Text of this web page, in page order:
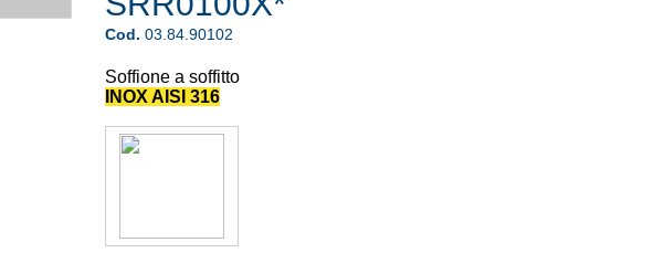
Cod. 03.84.90102
Soffione a soffitto
INOX AISI 316